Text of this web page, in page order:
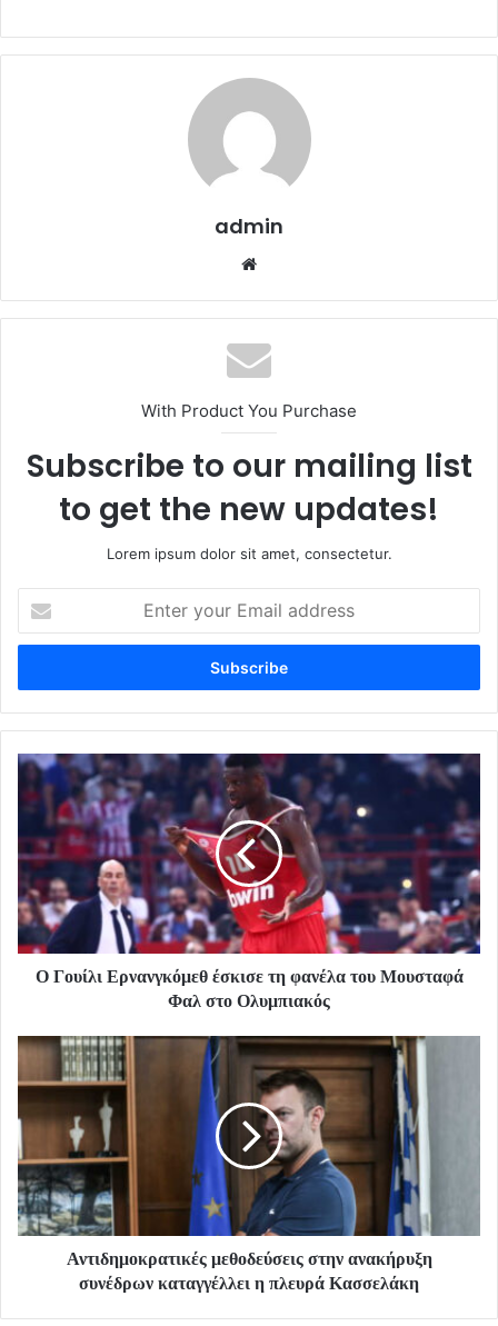
admin
With Product You Purchase
Subscribe to our mailing list
to get the new updates!
Lorem ipsum dolor sit amet, consectetur.
your
Email
Ο Γουίλι Ερνανγκόμεθ έσκισε τη φανέλα του Μουσταφά
Φαλ στο Ολυμπιακός
Αντιδημοκρατικές μεθοδεύσεις στην ανακήρυξη
συνέδρων καταγγέλλει η πλευρά Κασσελάκη